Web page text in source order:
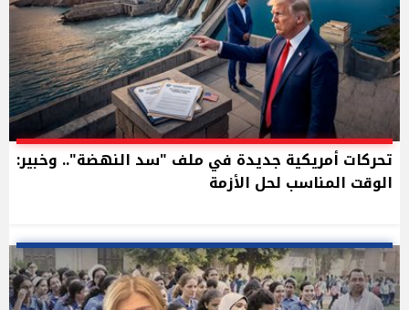
تحركات أمريكية جديدة في ملف "سد النهضة".. وخبير:
الوقت المناسب لحل الأزمة